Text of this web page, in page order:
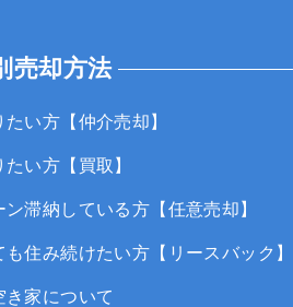
売却方法
い方【仲介売却】
い方【買取】
ン滞納している方【任意売却】
も住み続けたい方【リースバック】
き家について